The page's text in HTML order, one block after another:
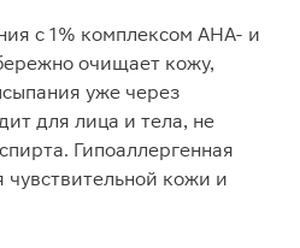
с 1% комплексом АНА- и
очищает кожу,
уже через
для лица и тела, не
Гипоаллергенная
кожи и